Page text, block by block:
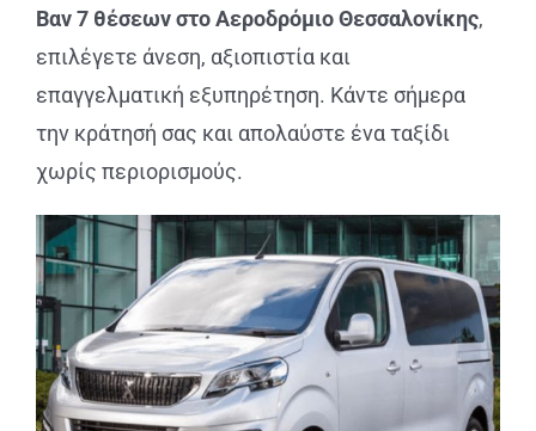
Βαν 7 θέσεων στο Αεροδρόμιο Θεσσαλονίκης,
επιλέγετε άνεση, αξιοπιστία και
επαγγελματική εξυπηρέτηση. Κάντε σήμερα
την κράτησή σας και απολαύστε ένα ταξίδι
χωρίς περιορισμούς.